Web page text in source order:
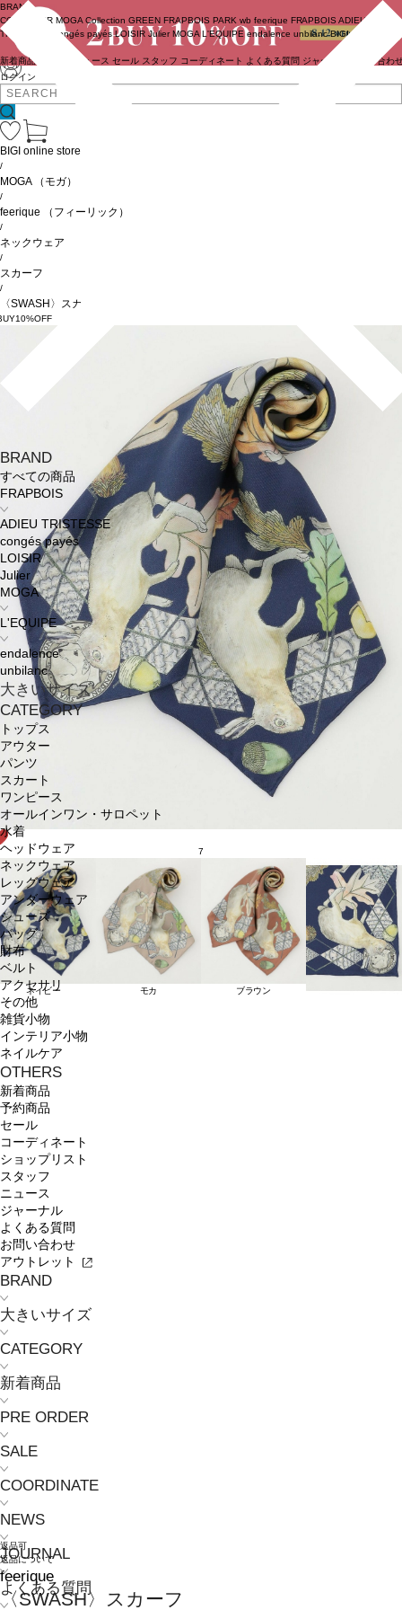
ログイン
BRAND
COUTURIER MOGA Collection GREEN FRAPBOIS PARK wb feerique FRAPBOIS ADIEU
TRISTESSE
congés payés LOISIR Julier MOGA L'EQUIPE endalence unbilanc BIGI online store
新着商品 ニュース セール スタッフ コーディネート よくある質問 ジャーナル お問い合わ
BRAND
すべての商品
FRAPBOIS
ADIEU TRISTESSE
congés payés
LOISIR
Julier
MOGA
L'EQUIPE
endalence
unbilanc
大きいサイズ
CATEGORY
トップス
アウター
パンツ
スカート
ワンピース
オールインワン・サロペット
水着
ヘッドウェア
ネックウェア
レッグウェア
アンダーウェア
シューズ
バッグ
財布
ベルト
アクセサリ
その他
雑貨小物
インテリア小物
ネイルケア
OTHERS
新着商品
予約商品
セール
コーディネート
ショップリスト
スタッフ
ニュース
ジャーナル
よくある質問
お問い合わせ
アウトレット
BRAND
大きいサイズ
CATEGORY
新着商品
PRE ORDER
SALE
COORDINATE
NEWS
JOURNAL
よくある質問
BIGI online store
/
MOGA （モガ）
/
feerique （フィーリック）
/
ネックウェア
/
スカーフ
/
〈SWASH〉スカーフ
7
ネイビー モカ ブラウン
返品可
返品について
feerique
〈SWASH〉スカーフ